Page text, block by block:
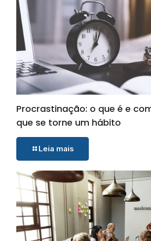
Procrastinação: o que é e
que se torne um hábito
Leia mais